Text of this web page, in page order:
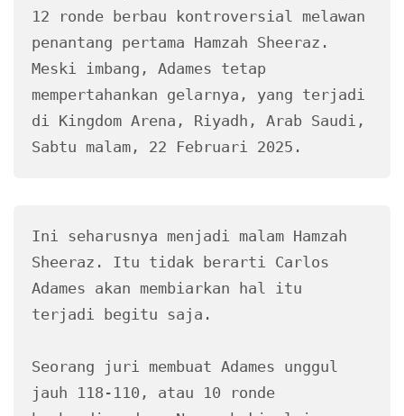
12 ronde berbau kontroversial melawan
penantang pertama Hamzah Sheeraz.
Meski imbang, Adames tetap
mempertahankan gelarnya, yang terjadi
di Kingdom Arena, Riyadh, Arab Saudi,
Sabtu malam, 22 Februari 2025.
Ini seharusnya menjadi malam Hamzah
Sheeraz. Itu tidak berarti Carlos
Adames akan membiarkan hal itu
terjadi begitu saja.
Seorang juri membuat Adames unggul
jauh 118-110, atau 10 ronde